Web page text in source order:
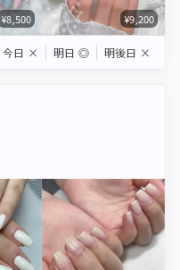
¥8,500 ¥9,200
今日 × 明日 ◎ 明後日 ×